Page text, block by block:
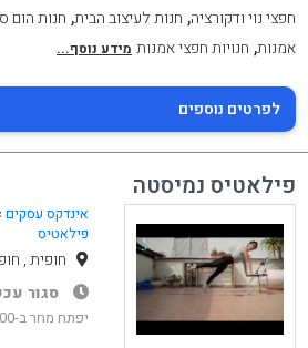
חפצי נוי ודקורציה, חנות לעיצוב הבית, חנות הום
אמנות, חנויות חפצי אמנות מידע נוסף...
לפרטים נוספים
פילאטיס נמיסטה
אינדקס עסקים
פילאטיס
חופית ,
סגור
יפתח מחר ב-08:00